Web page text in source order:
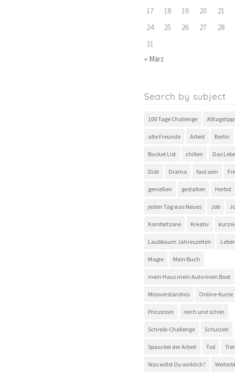
17
18 19 20 21
24
25 26 27 28
31
« März
Search by subject
100 Tage Challenge
alte Freunde Arbeit Berlin
Bucket List chillen Das
Diät Drama faul sein
genießen gestalten Herbst
jeden Tag was Neues Job
Komfortzone Kreativ
Laubbaum Jahreszeiten Leben
Magie Mein Buch
mein Haus mein Auto mein Boot
Missverständnis Online-Kurse
Prinzessin reich und schön
Schreib-Challenge Schulzeit
Spass bei der Arbeit Tod
Was willst Du wirklich?